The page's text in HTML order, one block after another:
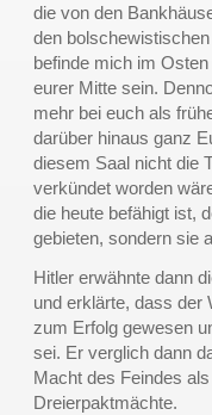
die von den
den
befinde mich im
eurer Mitte sein.
mehr bei euch als
darüber hinaus ganz
diesem Saal nicht die
verkündet worden
die heute befähigt ist,
gebieten, sondern sie
Hitler erwähnte dann
und erklärte, dass der
zum Erfolg gewesen
sei. Er verglich dann
Macht des Feindes
Dreierpaktmächte.